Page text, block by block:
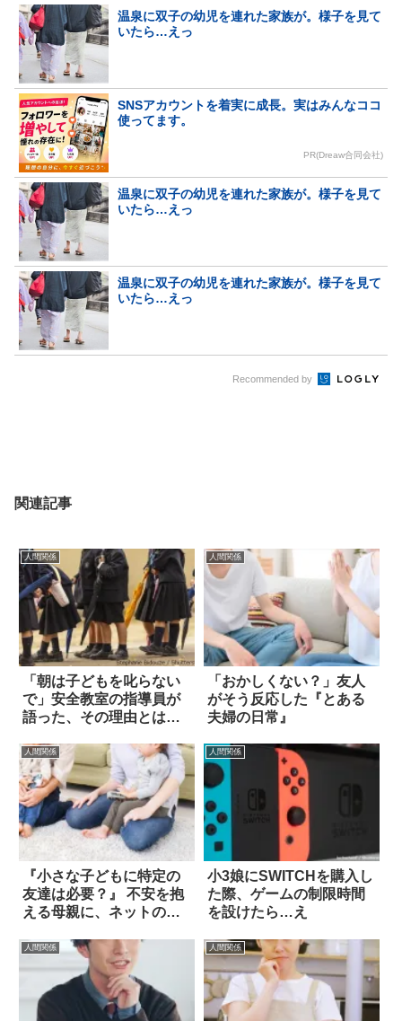
温泉に双子の幼児を連れた家族が。様子を見て
いたら…えっ
SNSアカウントを着実に成長。実はみんなココ
使ってます。
PR(Dreaw合同会社)
温泉に双子の幼児を連れた家族が。様子を見て
いたら…えっ
温泉に双子の幼児を連れた家族が。様子を見て
いたら…えっ
Recommended by
関連記事
人間関係
「朝は子どもを叱らない
で」安全教室の指導員が
語った、その理由とは…
人間関係
「おかしくない？」友人
がそう反応した『とある
夫婦の日常』
人間関係
『小さな子どもに特定の
友達は必要？』 不安を抱
える母親に、ネットの声
人間関係
小3娘にSWITCHを購入し
た際、ゲームの制限時間
を設けたら…え
人間関係 人間関係